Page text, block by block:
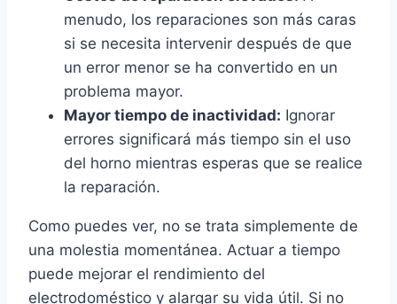
menudo, los reparaciones son más caras
si se necesita intervenir después de que
un error menor se ha convertido en un
problema mayor.
Mayor tiempo de inactividad: Ignorar
errores significará más tiempo sin el uso
del horno mientras esperas que se realice
la reparación.
Como puedes ver, no se trata simplemente de
una molestia momentánea. Actuar a tiempo
puede mejorar el rendimiento del
electrodoméstico y alargar su vida útil. Si no